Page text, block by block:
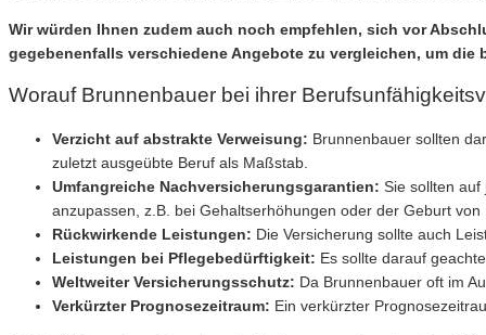
Wir würden Ihnen zudem auch noch empfehlen, sich vor
gegebenenfalls verschiedene Angebote zu vergleichen, um die
Worauf Brunnenbauer bei ihrer
Verzicht auf abstrakte Verweisung: Brunnenbauer sollten
zuletzt ausgeübte Beruf als Maßstab.
Umfangreiche Nachversicherungsgarantien: Sie sollten
anzupassen, z.B. bei Gehaltserhöhungen oder der Geburt von
Rückwirkende Leistungen: Die Versicherung sollte auch
Leistungen bei Pflegebedürftigkeit: Es sollte darauf
Weltweiter Versicherungsschutz: Da Brunnenbauer oft im
Verkürzter Prognosezeitraum: Ein verkürzter